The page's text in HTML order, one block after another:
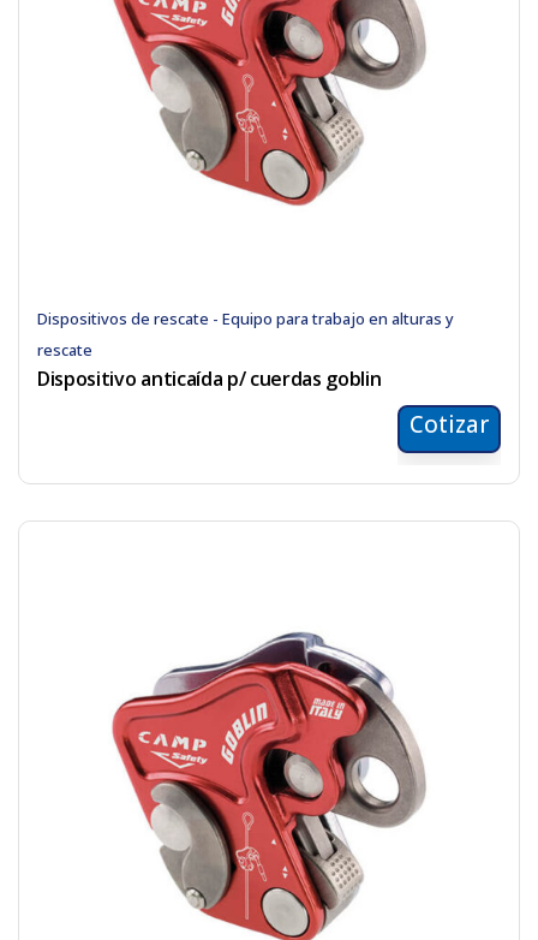
Dispositivos de rescate - Equipo para trabajo en alturas y
rescate
Dispositivo anticaída p/ cuerdas goblin
Cotizar